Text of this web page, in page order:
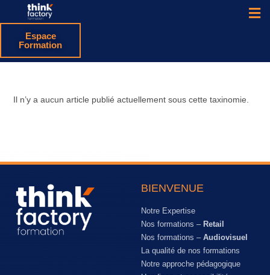
Espace
Formation
Il n’y a aucun article publié actuellement sous cette taxinomie.
BIENVENUE
Notre Expertise
Nos formations – Retail
Nos formations – Audiovisuel
La qualité de nos formations
Notre approche pédagogique